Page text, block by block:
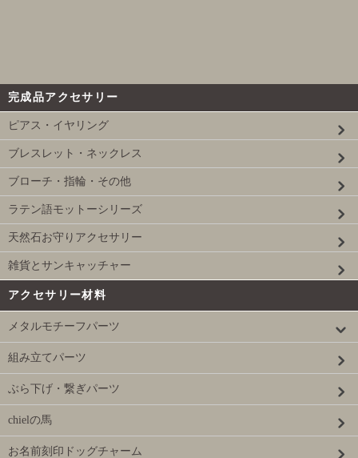
完成品アクセサリー
ピアス・イヤリング
ブレスレット・ネックレス
ブローチ・指輪・その他
ラテン語モットーシリーズ
天然石お守りアクセサリー
雑貨とサンキャッチャー
アクセサリー材料
メタルモチーフパーツ
組み立てパーツ
ぶら下げ・繋ぎパーツ
chielの馬
お名前刻印ドッグチャーム